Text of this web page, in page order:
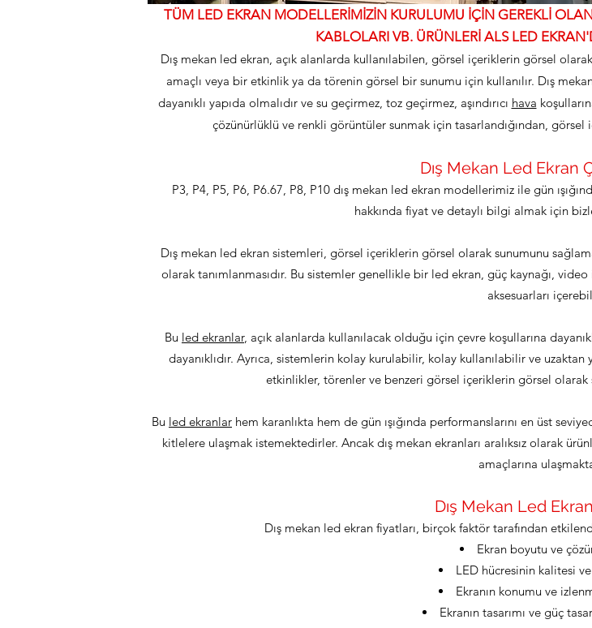
TÜM LED EKRAN MODELLERİMİZİN KURULUMU İÇİN GEREKLİ
KABLOLARI VB. ÜRÜNLERİ ALS LED
Dış mekan led ekran, açık alanlarda kullanılabilen, görsel içeriklerin görsel
amaçlı veya bir etkinlik ya da törenin görsel bir sunumu için kullanılır. Dış
dayanıklı yapıda olmalıdır ve su geçirmez, toz geçirmez, aşındırıcı hava
çözünürlüklü ve renkli görüntüler sunmak için tasarlandığından,
Dış Mekan Led Ekran
P3, P4, P5, P6, P6.67, P8, P10 dış mekan led ekran modellerimiz ile gün
hakkında fiyat ve detaylı bilgi almak için
Dış mekan led ekran sistemleri, görsel içeriklerin görsel olarak sunumunu
olarak tanımlanmasıdır. Bu sistemler genellikle bir led ekran, güç kaynağı,
aksesuarları
Bu led ekranlar, açık alanlarda kullanılacak olduğu için çevre koşullarına
dayanıklıdır. Ayrıca, sistemlerin kolay kurulabilir, kolay kullanılabilir ve
etkinlikler, törenler ve benzeri görsel içeriklerin görsel
Bu led ekranlar hem karanlıkta hem de gün ışığında performanslarını en üst
kitlelere ulaşmak istemektedirler. Ancak dış mekan ekranları aralıksız olarak
amaçlarına
Dış Mekan Led
Dış mekan led ekran fiyatları, birçok faktör tarafından
Ekran boyutu ve
LED hücresinin kalitesi
Ekranın konumu ve
Ekranın tasarımı ve güç